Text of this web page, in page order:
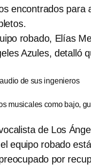
encontrados para
robado, Elías
Azules, detalló
de sus ingenieros
musicales como bajo,
de Los
equipo robado
por